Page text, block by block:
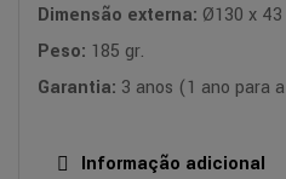
Dimensão externa: Ø130 x
Peso: 185 gr.
Garantia: 3 anos (1 ano para
Informação adicional